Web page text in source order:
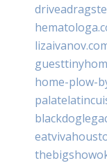
home-plow-